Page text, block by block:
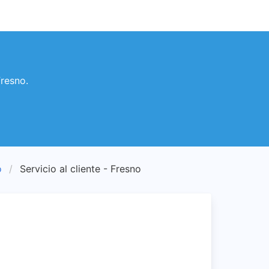
Servicio al cliente - Fresno